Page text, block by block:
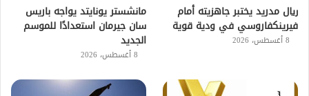
ريال مدريد يختبر جاهزيته أمام
فيرينكفاروسي في ودية قوية
8 أغسطس، 2026
مانشستر يونايتد يواجه باريس
سان جيرمان استعدادًا للموسم
الجديد
8 أغسطس، 2026